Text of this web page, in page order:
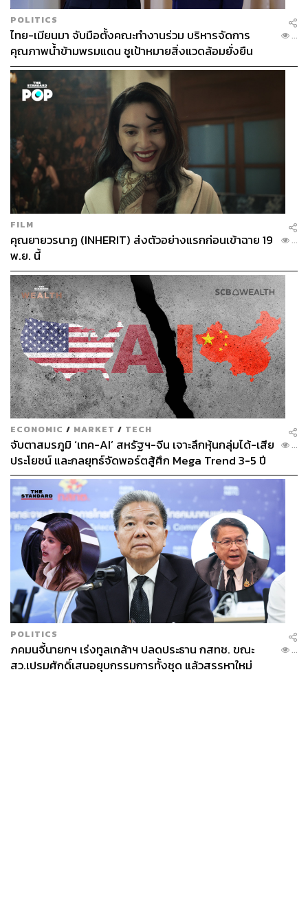
POLITICS
ไทย-เมียนมา จับมือตั้งคณะทำงานร่วม บริหารจัดการ
คุณภาพน้ำข้ามพรมแดน ชูเป้าหมายสิ่งแวดล้อมยั่งยืน
...
FILM
คุณยายวรนาฏ (INHERIT) ส่งตัวอย่างแรกก่อนเข้าฉาย 19
พ.ย. นี้
...
ECONOMIC / MARKET / TECH
จับตาสมรภูมิ ‘เทค-AI’ สหรัฐฯ-จีน เจาะลึกหุ้นกลุ่มได้-เสีย
ประโยชน์ และกลยุทธ์จัดพอร์ตสู้ศึก Mega Trend 3-5 ปี
ข้างหน้า
...
POLITICS
ภคมนจี้นายกฯ เร่งทูลเกล้าฯ ปลดประธาน กสทช. ขณะ
สว.เปรมศักดิ์เสนอยุบกรรมการทั้งชุด แล้วสรรหาใหม่
...